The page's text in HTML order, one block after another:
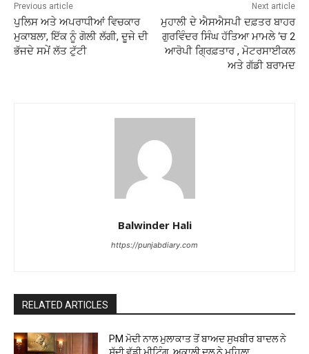
Previous article
ਪੁਲਿਸ ਅਤੇ ਅਪਰਾਧੀਆਂ ਵਿਚਕਾਰ
ਮੁਕਾਬਲਾ, ਇੱਕ ਨੂੰ ਗੋਲੀ ਲੱਗੀ, ਦੂਜੇ ਦੀ
ਭੱਜਦੇ ਸਮੇਂ ਲੱਤ ਟੁੱਟੀ
Next article
ਮੁਹਾਲੀ ਦੇ ਐਸਐਸਪੀ ਦਫ਼ਤਰ ਬਾਹਰ
ਗੁਰਵਿੰਦਰ ਸਿੰਘ ਹੱਤਿਆ ਮਾਮਲੇ ‘ਚ 2
ਆਰੋਪੀ ਗ੍ਰਿਫ਼ਤਾਰ , ਮੋਟਰਸਾਈਕਲ
ਅਤੇ ਗੱਡੀ ਬਰਾਮਦ
Balwinder Hali
https://punjabdiary.com
RELATED ARTICLES
PM ਮੋਦੀ ਨਾਲ ਮੁਲਾਕਾਤ ਤੋਂ ਬਾਅਦ ਸੁਖਬੀਰ ਬਾਦਲ ਨੇ